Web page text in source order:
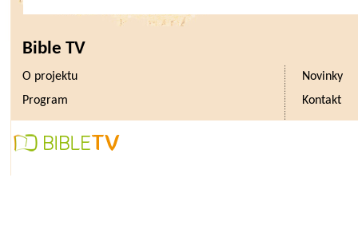
Bible TV
O projektu
Novinky
Program
Kontakt